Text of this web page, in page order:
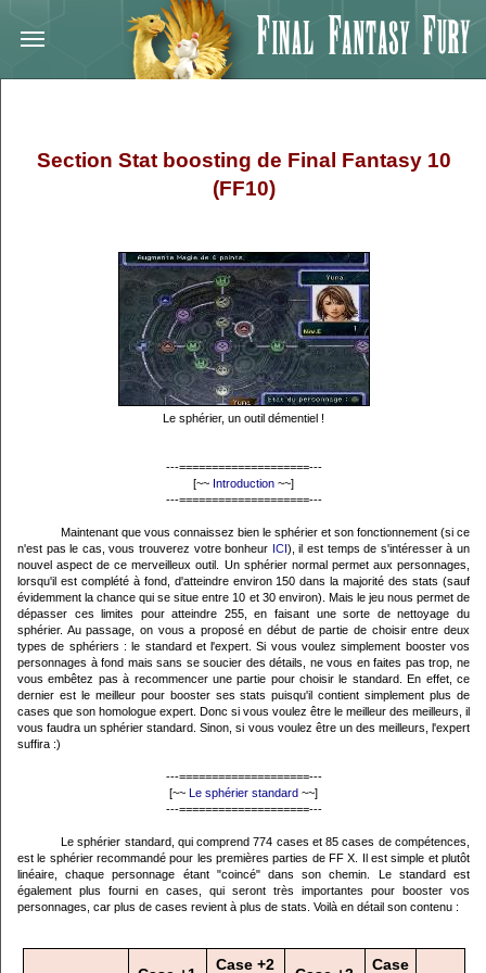
Section Stat boosting de Final Fantasy 10
(FF10)
Le sphérier, un outil démentiel !
---====================---
[~~ Introduction ~~]
---====================---
Maintenant que vous connaissez bien le sphérier et son fonctionnement (si ce
n'est pas le cas, vous trouverez votre bonheur ICI), il est temps de s'intéresser à un
nouvel aspect de ce merveilleux outil. Un sphérier normal permet aux personnages,
lorsqu'il est complété à fond, d'atteindre environ 150 dans la majorité des stats (sauf
évidemment la chance qui se situe entre 10 et 30 environ). Mais le jeu nous permet de
dépasser ces limites pour atteindre 255, en faisant une sorte de nettoyage du
sphérier. Au passage, on vous a proposé en début de partie de choisir entre deux
types de sphériers : le standard et l'expert. Si vous voulez simplement booster vos
personnages à fond mais sans se soucier des détails, ne vous en faites pas trop, ne
vous embêtez pas à recommencer une partie pour choisir le standard. En effet, ce
dernier est le meilleur pour booster ses stats puisqu'il contient simplement plus de
cases que son homologue expert. Donc si vous voulez être le meilleur des meilleurs, il
vous faudra un sphérier standard. Sinon, si vous voulez être un des meilleurs, l'expert
suffira :)
---====================---
[~~ Le sphérier standard ~~]
---====================---
Le sphérier standard, qui comprend 774 cases et 85 cases de compétences,
est le sphérier recommandé pour les premières parties de FF X. Il est simple et plutôt
linéaire, chaque personnage étant "coincé" dans son chemin. Le standard est
également plus fourni en cases, qui seront très importantes pour booster vos
personnages, car plus de cases revient à plus de stats. Voilà en détail son contenu :
Case +2 Case